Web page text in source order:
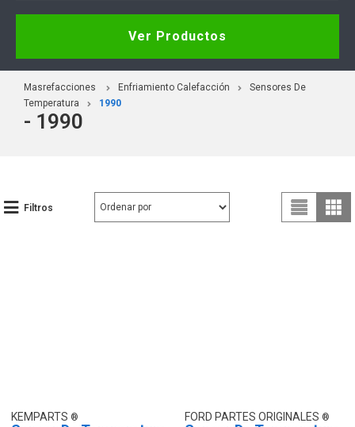
Ver Productos
Masrefacciones Enfriamiento Calefacción
Sensores De
Temperatura
1990
- 1990
Filtros
KEMPARTS FORD PARTES ORIGINALES